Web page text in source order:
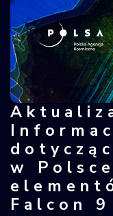
NSIS
Sektor
Polska w
kosmosie
Krajowy
Obiektów
Kosmicznych
w
Falcon 9